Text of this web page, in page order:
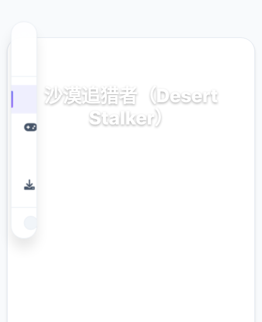
沙漠追猎者（Desert
Stalker）